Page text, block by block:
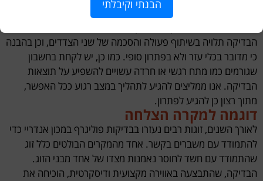
הבנתי וקיבלתי
שיקולים לפני הבדיקה
הבדיקה תלויה בשיתוף פעולה והסכמה של שני הצדדים, וכן בהבנה
כי מדובר בכלי עזר ולא בפתרון סופי. כמו כן, יש לקחת בחשבון
שגורמים כמו מתח רגשי או חרדה עשויים להשפיע על תוצאות
הבדיקה. אנו ממליצים להגיע לתהליך במצב רגוע ככל האפשר,
מתוך רצון כן להגיע לפתרון.
דוגמה למקרה הצלחה
לאורך השנים, זוגות רבים נעזרו בבדיקות פוליגרף במכון אנדריי כדי
להתמודד עם משברים בקשר. אחד מהמקרים הבולטים כלל זוג
שהתמודד עם חשד לחוסר נאמנות מצדו של אחד מבני הזוג.
הבדיקה, שהתבצעה באווירה מקצועית ודיסקרטית, הוכיחה את